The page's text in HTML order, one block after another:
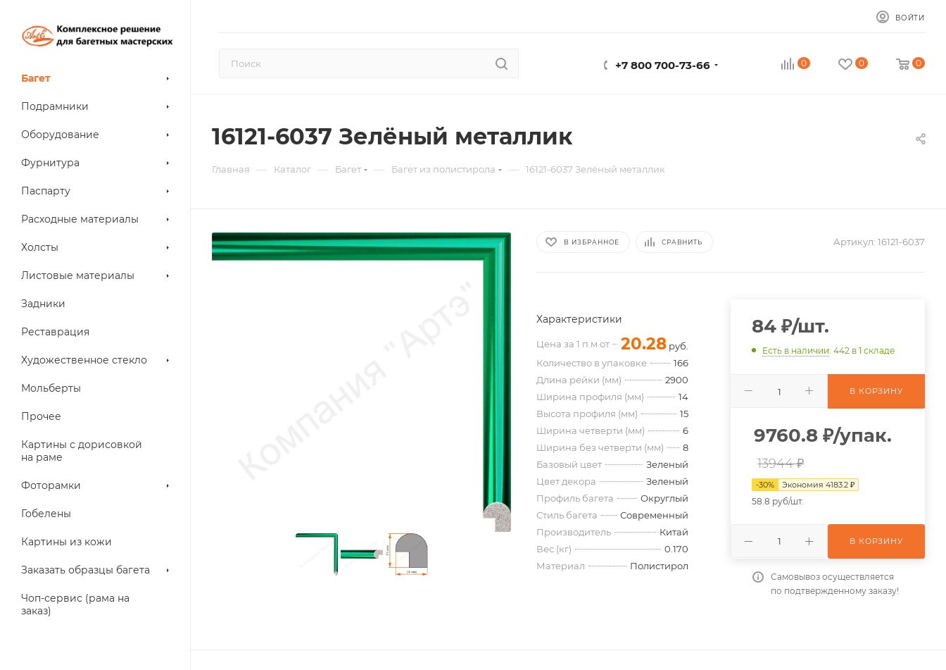
ВОЙТИ
+7 800 700-73-66 0 0 0
Багет
Подрамники
Оборудование
Фурнитура
Паспарту
Расходные материалы
Холсты
Листовые материалы
Задники
Реставрация
Художественное стекло
Мольберты
Прочее
Картины с дорисовкой
на раме
Фоторамки
Гобелены
Картины из кожи
Заказать образцы багета
Чоп-сервис (рама на
заказ)
16121-6037 Зелёный металлик
Главная — Каталог — Багет — Багет из полистирола — 16121-6037 Зелёный металлик
В ИЗБРАННОЕ СРАВНИТЬ Артикул: 16121-6037
Характеристики
Цена за 1 п.м от 20.28 руб.
Количество в упаковке
166
Длина рейки (мм)
2900
Ширина профиля (мм)
14
Высота профиля (мм)
15
Ширина четверти (мм)
6
Ширина без четверти (мм)
8
Базовый цвет
Зеленый
Цвет декора
Зеленый
Профиль багета
Округлый
Стиль багета
Современный
Производитель
Китай
Вес (кг)
0.170
Материал
Полистирол
84 ₽/шт.
Есть в наличии: 442 в 1 складе
В КОРЗИНУ
9760.8 ₽/упак.
13944 ₽
-30% Экономия4183.2 ₽
58.8 руб/шт.
В КОРЗИНУ
Самовывоз осуществляется
по подтвержденному заказу!